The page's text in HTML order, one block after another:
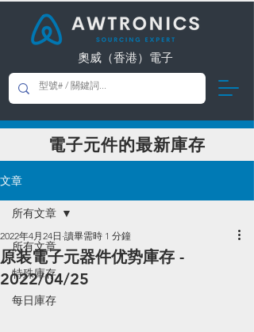
奧威（香港）電子
​電子元件的最新庫存
文章
所有文章
特殊庫存
每日庫存
所有文章
原装電子元器件优势庫存 -
2022/04/25
2022年4月24日 讀畢需時 1 分鐘